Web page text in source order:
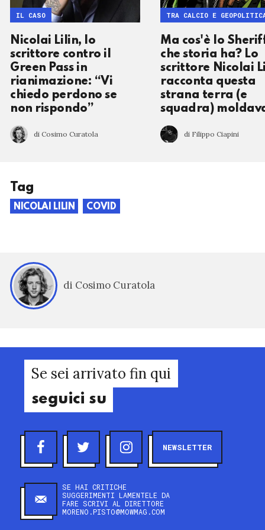
Nicolai Lilin, lo
scrittore contro il
Green Pass in
rianimazione: “Vi
chiedo perdono se
non rispondo”
di Cosimo Curatola
IL CASO
Ma cos'è lo
che storia ha? Lo
scrittore Nicolai
racconta questa
strana terra (e
squadra)
di Filippo Ciapini
TRA CALCIO E
Tag
NICOLAI LILIN COVID
di Cosimo Curatola
Se sei arrivato fin qui
seguici su
NEWSLETTER
SE HAI CRITICHE
SUGGERIMENTI LAMENTELE DA
FARE SCRIVI AL DIRETTORE
MORENO.PISTO@MOWMAG.COM